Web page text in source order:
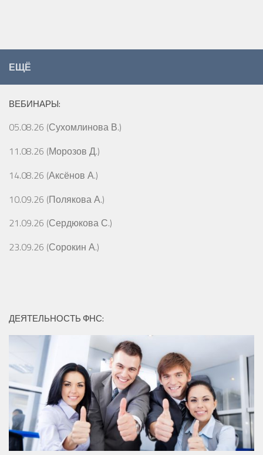
ЕЩЁ
ВЕБИНАРЫ:
05.08.26 (Сухомлинова В.)
11.08.26 (Морозов Д.)
14.08.26 (Аксёнов А.)
10.09.26 (Полякова А.)
21.09.26 (Сердюкова С.)
23.09.26 (Сорокин А.)
ДЕЯТЕЛЬНОСТЬ ФНС: